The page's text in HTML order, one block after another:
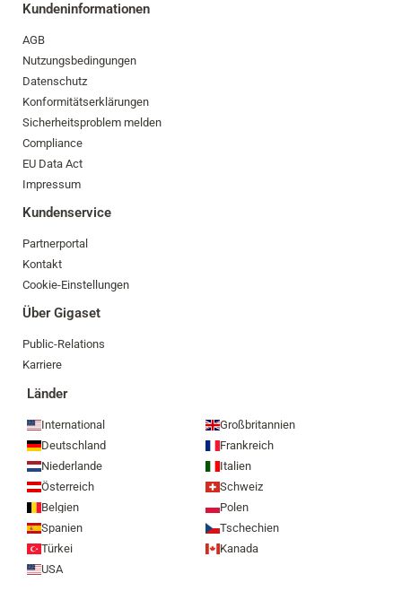
Kundeninformationen
AGB
Nutzungsbedingungen
Datenschutz
Konformitätserklärungen
Sicherheitsproblem melden
Compliance
EU Data Act
Impressum
Kundenservice
Partnerportal
Kontakt
Cookie-Einstellungen
Über Gigaset
Public-Relations
Karriere
Länder
International
Großbritannien
Deutschland
Frankreich
Niederlande
Italien
Österreich
Schweiz
Belgien
Polen
Spanien
Tschechien
Türkei
Kanada
USA